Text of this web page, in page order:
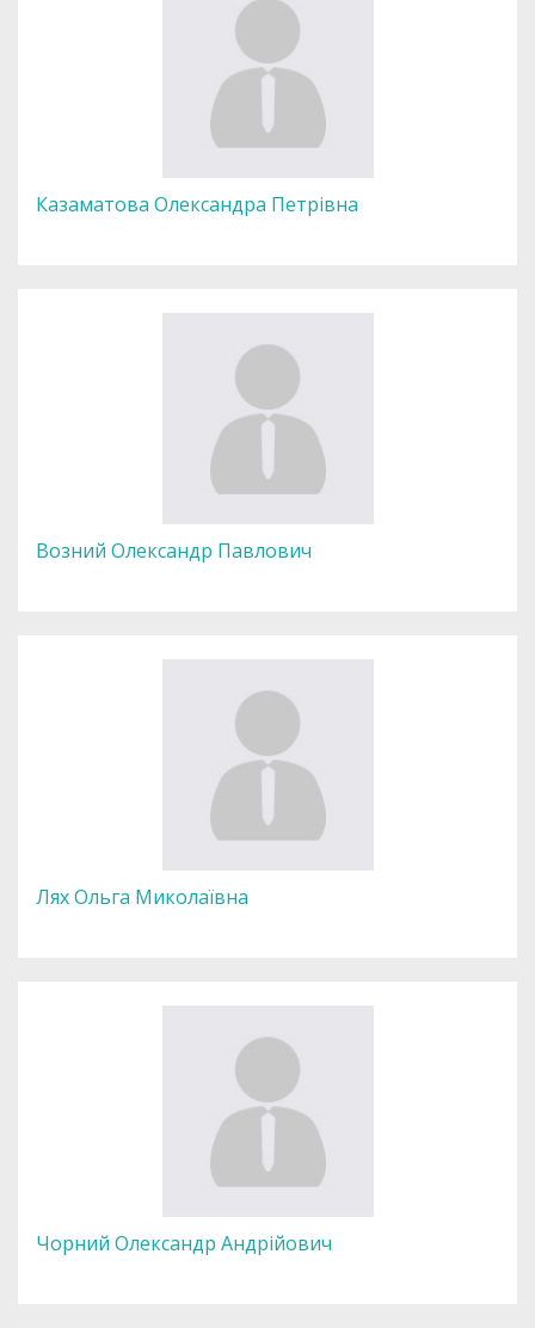
Казаматова Олександра Петрівна
Возний Олександр Павлович
Лях Ольга Миколаївна
Чорний Олександр Андрійович